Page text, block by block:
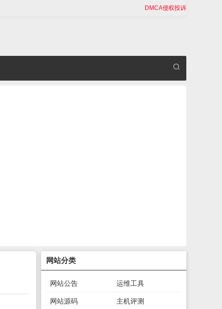
DMCA侵权投诉
网站分类
网站公告 运维工具
网站源码 主机评测